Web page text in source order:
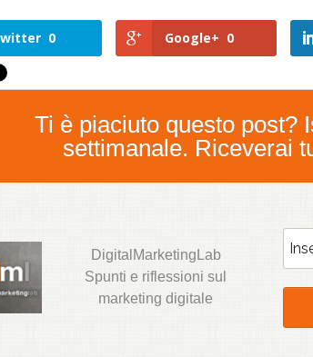
0 Google+ 0
Ti è piaciuto questo post?
settimanale. Riceverai
T
w
it
t
DigitalMarketingLab
Spunti e riflessioni sul
marketing digitale